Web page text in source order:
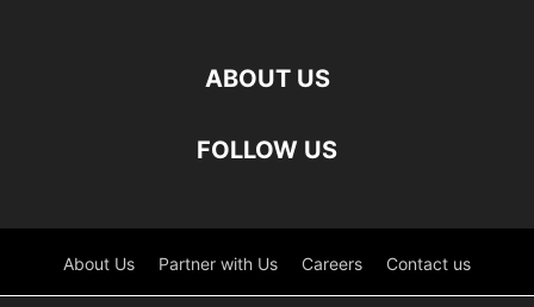
ABOUT US
FOLLOW US
About Us Partner with Us Careers Contact us